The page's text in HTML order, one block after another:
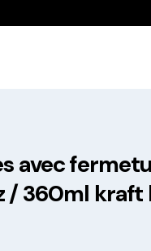
Gobelets à
chaudes 100%
compostables !
avec
/ 360ml